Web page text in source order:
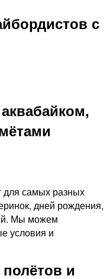
с
для самых разных
дней рождения,
Мы можем
условия и
и